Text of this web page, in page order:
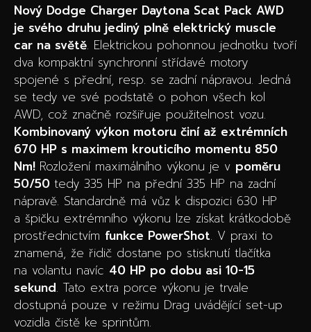
Nový Dodge Charger Daytona Scat Pack AWD
je svého druhu jediný plně elektrický muscle
car na světě. Elektrickou pohonnou jednotku tvoří
dva kompaktní synchronní střídavé motory
spojené s přední, resp. se zadní nápravou. Jedná
se tedy ve své podstatě o pohon všech kol
AWD, což značně rozšiřuje použitelnost vozu.
Kombinovaný výkon motoru činí až extrémních
670 HP s maximem krouticího momentu 850
Nm! Rozložení maximálního výkonu je v poměru
50/50 tedy 335 HP na přední 335 HP na zadní
nápravě. Standardně má vůz k dispozici 630 HP
a špičku extrémního výkonu lze získat krátkodobě
prostřednictvím funkce PowerShot. V praxi to
znamená, že řidič dostane po stisknutí tlačítka
na volantu navíc 40 HP po dobu asi 10-15
sekund. Tato extra porce výkonu je trvale
dostupná pouze v režimu Drag uvádějící set-up
vozidla čistě ke sprintům.